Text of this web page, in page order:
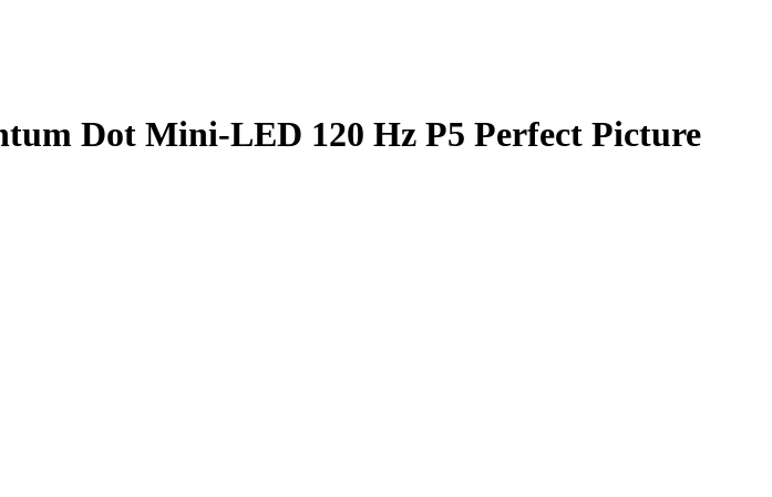
Dot Mini-LED 120 Hz P5 Perfect Picture